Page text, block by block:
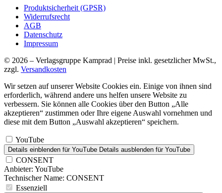
Produktsicherheit (GPSR)
Widerrufsrecht
AGB
Datenschutz
Impressum
© 2026 – Verlagsgruppe Kamprad | Preise inkl. gesetzlicher MwSt.,
zzgl. Versandkosten
Wir setzen auf unserer Website Cookies ein. Einige von ihnen sind
erforderlich, während andere uns helfen unsere Website zu
verbessern. Sie können alle Cookies über den Button „Alle
akzeptieren“ zustimmen oder Ihre eigene Auswahl vornehmen und
diese mit dem Button „Auswahl akzeptieren“ speichern.
YouTube
Details einblenden für YouTube Details ausblenden für YouTube
CONSENT
Anbieter: YouTube
Technischer Name: CONSENT
Essenziell